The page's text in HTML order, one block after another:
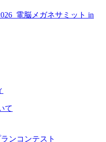
電脳メガネサミット in
て
ンコンテスト